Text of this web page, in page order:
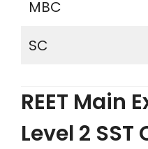
MBC
SC
REET Main
Level 2 SST